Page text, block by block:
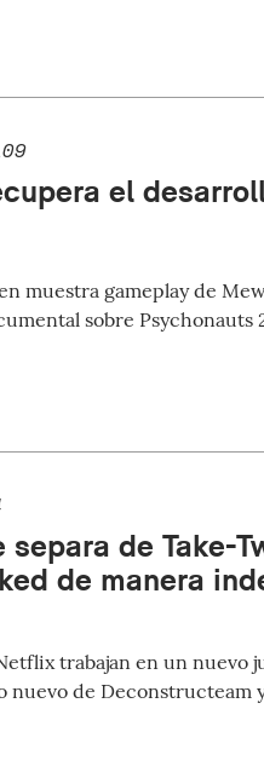
el
muestra gameplay de
sobre Psychonauts
separa de Take-
de manera
trabajan en un nuevo
nuevo de Deconstructeam